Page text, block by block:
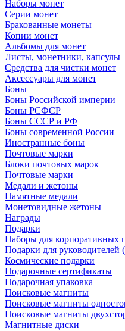
Наборы монет
Серии монет
Бракованные монеты
Копии монет
Альбомы для монет
Листы, монетники, капсулы
Средства для чистки монет
Аксессуары для монет
Боны
Боны Российской империи
Боны РСФСР
Боны СССР и РФ
Боны современной России
Иностранные боны
Почтовые марки
Блоки почтовых марок
Почтовые марки
Медали и жетоны
Памятные медали
Монетовидные жетоны
Награды
Подарки
Наборы для корпоративных
Подарки для руководителей
Космические подарки
Подарочные сертификаты
Подарочная упаковка
Поисковые магниты
Поисковые магниты
Поисковые магниты
Магнитные диски